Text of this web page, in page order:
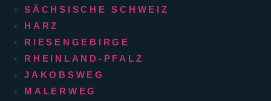
SÄCHSISCHE SCHWEIZ
HARZ
RIESENGEBIRGE
RHEINLAND-PFALZ
JAKOBSWEG
MALERWEG